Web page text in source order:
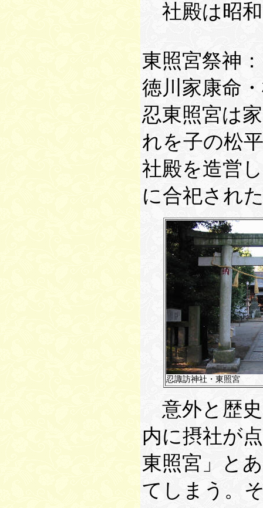
社殿は昭和
東照宮祭神：
徳川家康命
忍東照宮は
れを子の松
社殿を造営
に合祀され
忍諏訪神社・東照宮
意外と歴史
内に摂社が
東照宮」と
てしまう。